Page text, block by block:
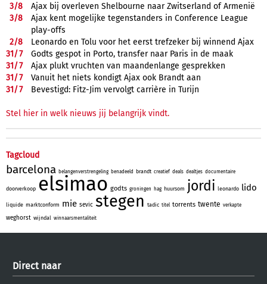
3/8
Ajax bij overleven Shelbourne naar Zwitserland of Armenië
3/8
Ajax kent mogelijke tegenstanders in Conference League
play-offs
2/8
Leonardo en Tolu voor het eerst trefzeker bij winnend Ajax
31/7
Godts gespot in Porto, transfer naar Paris in de maak
31/7
Ajax plukt vruchten van maandenlange gesprekken
31/7
Vanuit het niets kondigt Ajax ook Brandt aan
31/7 Bevestigd: Fitz-Jim vervolgt carrière in Turijn
Stel hier in welk nieuws jij belangrijk vindt.
Tagcloud
barcelona belangenverstrengeling benadeeld brandt creatief deals dealtjes documentaire
doorverkoop elsimao godts groningen hag huursom jordi leonardo lido
liquide marktconform mie sevic stegen tadic titel torrents twente verkapte
weghorst wijndal winnaarsmentaliteit
Direct naar